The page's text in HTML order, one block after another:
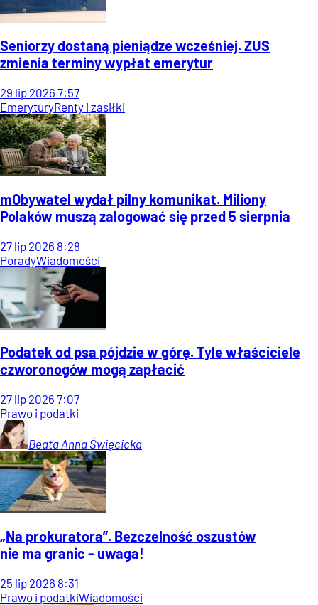
Seniorzy dostaną pieniądze wcześniej. ZUS
zmienia terminy wypłat emerytur
29 lip 2026 7:57
EmeryturyRenty i zasiłki
mObywatel wydał pilny komunikat. Miliony
Polaków muszą zalogować się przed 5 sierpnia
27 lip 2026 8:28
PoradyWiadomości
Podatek od psa pójdzie w górę. Tyle właściciele
czworonogów mogą zapłacić
27 lip 2026 7:07
Prawo i podatki
Beata Anna Święcicka
„Na prokuratora”. Bezczelność oszustów
nie ma granic – uwaga!
25 lip 2026 8:31
Prawo i podatkiWiadomości